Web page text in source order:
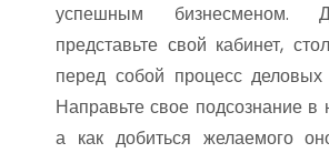
успешным бизнесменом.
представьте свой кабинет,
перед собой процесс деловых
Направьте свое подсознание в
а как добиться желаемого